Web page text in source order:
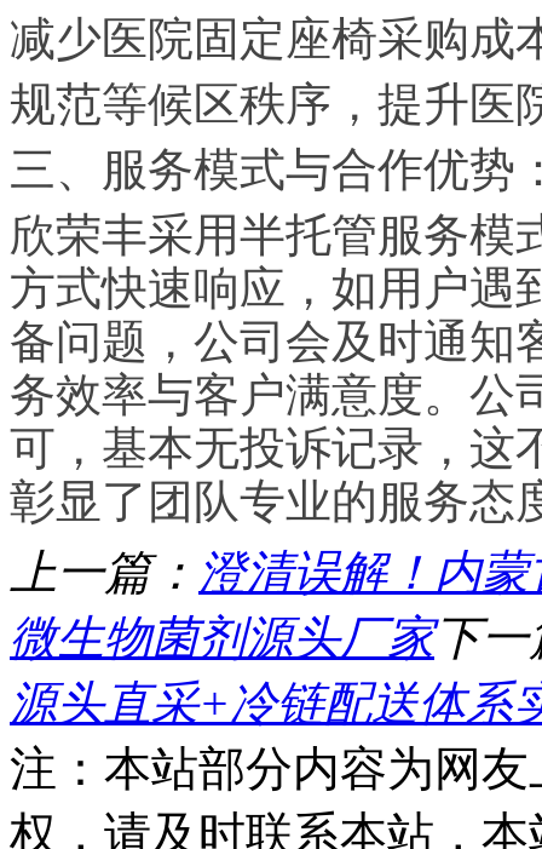
减少医院固定座椅采购成
规范等候区秩序，提升医
三、服务模式与合作优势
欣荣丰采用半托管服务模
方式快速响应，如用户遇
备问题，公司会及时通知
务效率与客户满意度。公
可，基本无投诉记录，这
彰显了团队专业的服务态
上一篇： 澄清误解！内
微生物菌剂源头厂家下一
源头直采+冷链配送体系
注：本站部分内容为网
权，请及时联系本站，